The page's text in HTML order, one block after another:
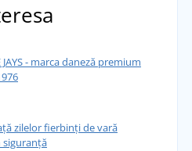
JAYS - marca daneză premium
zilelor fierbinți de vară
siguranță